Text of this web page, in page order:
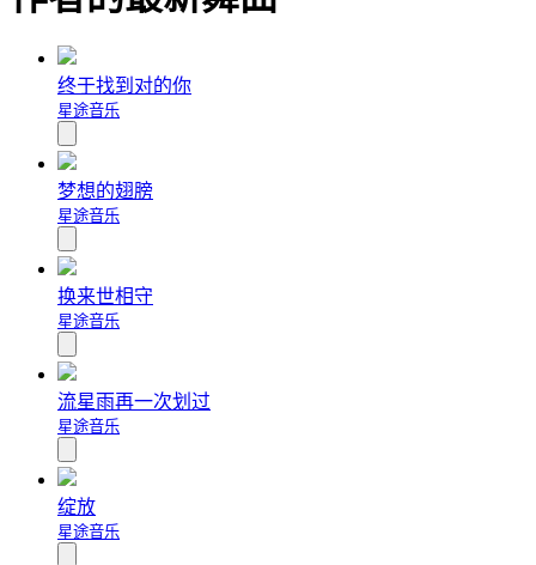
终于找到对的你
星途音乐
梦想的翅膀
星途音乐
换来世相守
星途音乐
流星雨再一次划过
星途音乐
绽放
星途音乐